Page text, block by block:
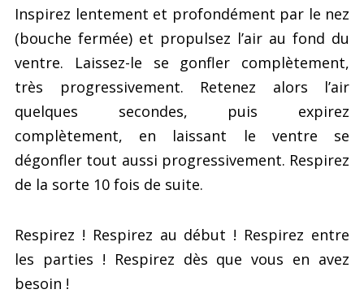
Inspirez lentement et profondément par le nez
(bouche fermée) et propulsez l’air au fond du
ventre. Laissez-le se gonfler complètement,
très progressivement. Retenez alors l’air
quelques secondes, puis expirez
complètement, en laissant le ventre se
dégonfler tout aussi progressivement. Respirez
de la sorte 10 fois de suite.
Respirez ! Respirez au début ! Respirez entre
les parties ! Respirez dès que vous en avez
besoin !